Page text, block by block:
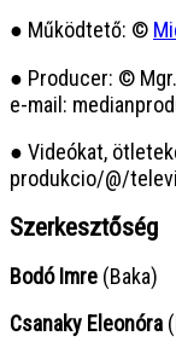
● Működtető: ©
● Producer: ©
e-mail:
● Videókat,
produkcio/@/
Szerkesztőség
Bodó Imre (Baka)
Csanaky Eleonóra